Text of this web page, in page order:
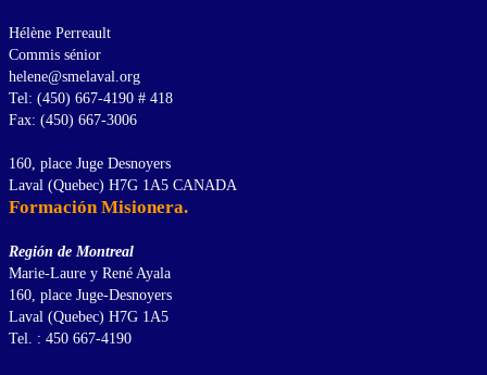
Hélène Perreault
Commis sénior
helene@smelaval.org
Tel: (450) 667-4190 # 418
Fax: (450) 667-3006
160, place Juge Desnoyers
Laval (Quebec) H7G 1A5 CANADA
Formación Misionera.
Región de Montreal
Marie-Laure y René Ayala
160, place Juge-Desnoyers
Laval (Quebec) H7G 1A5
Tel. : 450 667-4190